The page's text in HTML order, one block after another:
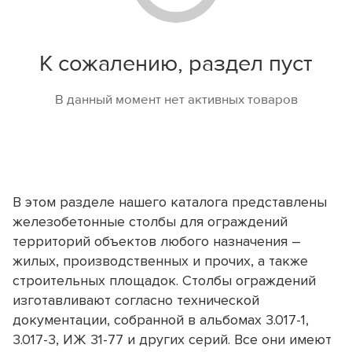
Аренда фанеры
5250руб. в мес.
Срок аренды
2436руб.
Залоговая стоимость за комплект:2040
руб.
Арендная ставка до 30 дней:174руб./день
Арендная ставка от 30 дней:131руб./день
Общая площадь лесов:6м2
Вес конструкции:151.7кг.
Итог
9600руб.
Телефон или WhatsApp *
E-mail
К сожалению, раздел пуст
В данный момент нет активных товаров
В этом разделе нашего каталога представлены
железобетонные столбы для ограждений
территорий объектов любого назначения –
жилых, производственных и прочих, а также
строительных площадок. Столбы ограждений
изготавливают согласно технической
документации, собранной в альбомах 3.017-1,
3.017-3, ИЖ 31-77 и других серий. Все они имеют